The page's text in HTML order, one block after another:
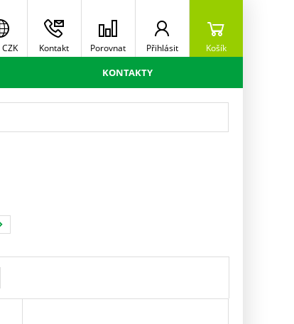
CZK Kontakt Porovnat Přihlásit Košík
KONTAKTY